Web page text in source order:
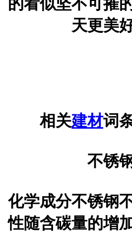
的看似坚不可摧
天更美
相关建材词
不锈
化学成分不锈钢
性随含碳量的增